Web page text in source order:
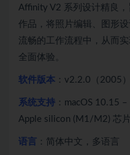
Affinity V2 系列设计精良
作品，将照片编辑、图形
流畅的工作流程中，从而
全面体验。
软件版本 ：v2.2.0（2005）
系统支持 ：macOS 10.15
Apple silicon (M1/M2) 芯片
语言 ：简体中文，多语言